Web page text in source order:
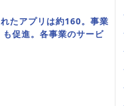
たアプリは約160。事業
促進。各事業のサービ